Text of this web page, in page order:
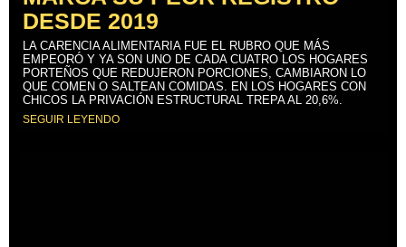
DESDE 2019
LA CARENCIA ALIMENTARIA FUE EL RUBRO QUE MÁS
EMPEORÓ Y YA SON UNO DE CADA CUATRO LOS HOGARES
PORTEÑOS QUE REDUJERON PORCIONES, CAMBIARON LO
QUE COMEN O SALTEAN COMIDAS. EN LOS HOGARES CON
CHICOS LA PRIVACIÓN ESTRUCTURAL TREPA AL 20,6%.
SEGUIR LEYENDO